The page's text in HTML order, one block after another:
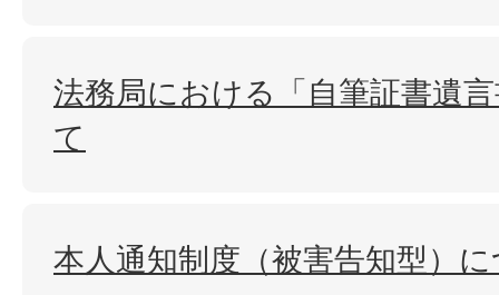
法務局における「自筆証書遺
て
本人通知制度（被害告知型）